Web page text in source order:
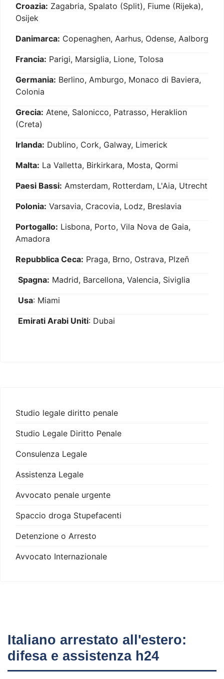
Croazia: Zagabria, Spalato (Split), Fiume (Rijeka),
Osijek
Danimarca: Copenaghen, Aarhus, Odense, Aalborg
Francia: Parigi, Marsiglia, Lione, Tolosa
Germania: Berlino, Amburgo, Monaco di Baviera,
Colonia
Grecia: Atene, Salonicco, Patrasso, Heraklion
(Creta)
Irlanda: Dublino, Cork, Galway, Limerick
Malta: La Valletta, Birkirkara, Mosta, Qormi
Paesi Bassi: Amsterdam, Rotterdam, L'Aia, Utrecht
Polonia: Varsavia, Cracovia, Lodz, Breslavia
Portogallo: Lisbona, Porto, Vila Nova de Gaia,
Amadora
Repubblica Ceca: Praga, Brno, Ostrava, Plzeň
Spagna: Madrid, Barcellona, Valencia, Siviglia
Usa: Miami
Emirati Arabi Uniti: Dubai
Studio legale diritto penale
Studio Legale Diritto Penale
Consulenza Legale
Assistenza Legale
Avvocato penale urgente
Spaccio droga Stupefacenti
Detenzione o Arresto
Avvocato Internazionale
Italiano arrestato all'estero:
difesa e assistenza h24